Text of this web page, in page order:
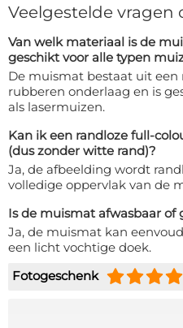
Veelgestelde vragen
Van welk materiaal is de
geschikt voor alle typen
De muismat bestaat uit
rubberen onderlaag en is
als laser­muizen.
Kan ik een randloze full-
(dus zonder witte rand)?
Ja, de afbeelding wordt
volledige oppervlak van de
Is de muismat afwasbaar
Ja, de muismat kan
een licht vochtige doek.
Fotogeschenk